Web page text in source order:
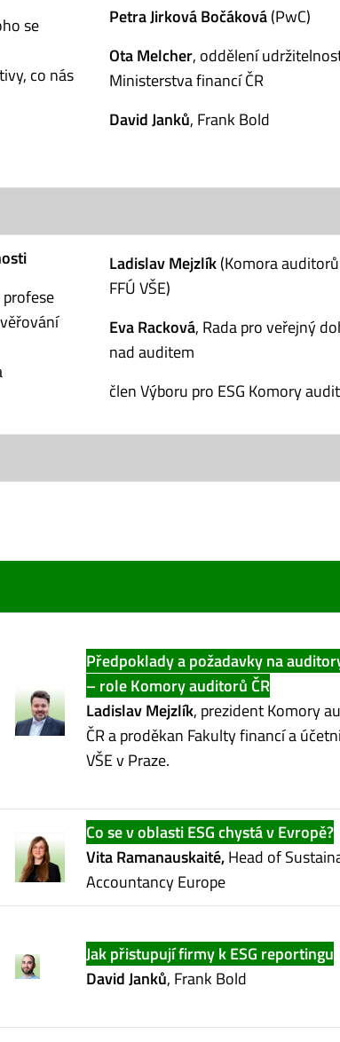
se
co nás
Petra Jirková Bočáková(PwC)
Ota Melcher, oddělení
Ministerstva financí ČR
David Janků, Frank Bold
Ladislav Mejzlík(Komora auditorů
FFÚ VŠE)
Eva Racková, Rada pro veřejný
nad auditem
člen Výboru pro ESG Komory
Předpoklady a požadavky na
– role Komory auditorů ČR
Ladislav Mejzlík, prezident Komory
ČR a proděkan Fakulty financí a
VŠE v Praze.
Co se v oblasti ESG chystá v Evropě?
Vita Ramanauskaité,Head of
Accountancy Europe
Jak přistupují firmy k ESG reportingu
David Janků, Frank Bold